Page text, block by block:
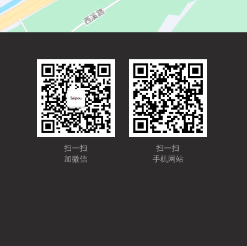
扫一扫
加微信
扫一扫
手机网站